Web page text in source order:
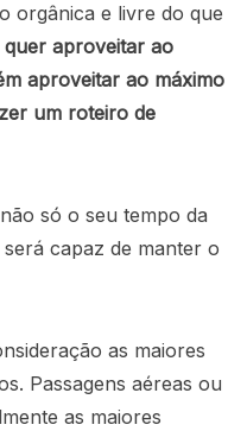
orgânica e livre do que
quer aproveitar ao
aproveitar ao máximo
um roteiro de
só o seu tempo da
capaz de manter o
as maiores
Passagens aéreas ou
as maiores